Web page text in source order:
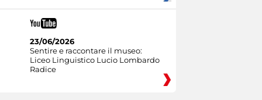
23/06/2026
Sentire e raccontare il museo:
Liceo Linguistico Lucio Lombardo
Radice